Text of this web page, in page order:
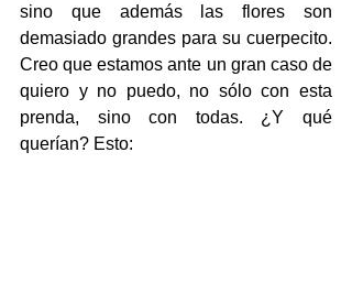
sino que además las flores son
demasiado grandes para su cuerpecito.
Creo que estamos ante un gran caso de
quiero y no puedo, no sólo con esta
prenda, sino con todas. ¿Y qué
querían? Esto: